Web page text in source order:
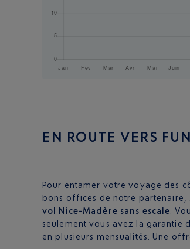
EN ROUTE VERS
Pour entamer votre voyage des
bons offices de notre partenaire,
vol Nice-Madère sans escale .
seulement vous avez la garantie
en plusieurs mensualités. Une